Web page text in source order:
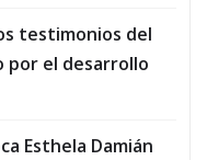
testimonios del
por el desarrollo
Esthela Damián